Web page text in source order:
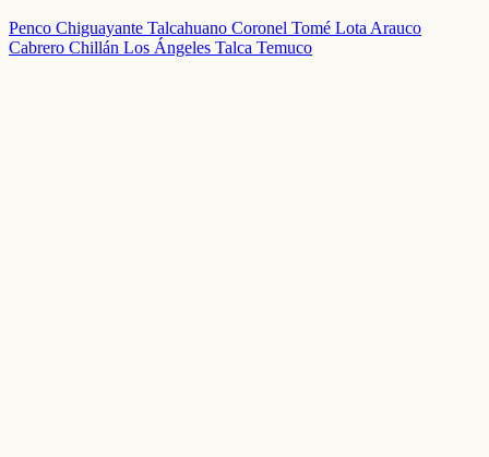
Penco Chiguayante Talcahuano Coronel Tomé LotaArauco
Cabrero Chillán Los Ángeles Talca Temuco